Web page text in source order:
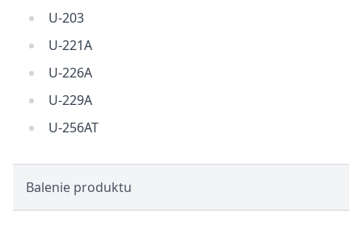
U-203
U-221A
U-226A
U-229A
U-256AT
Balenie produktu